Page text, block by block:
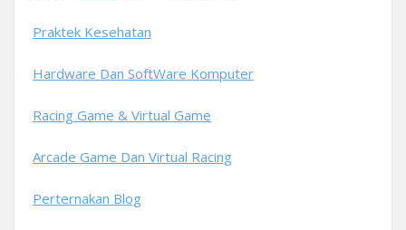
Praktek Kesehatan
Hardware Dan SoftWare Komputer
Racing Game & Virtual Game
Arcade Game Dan Virtual Racing
Perternakan Blog